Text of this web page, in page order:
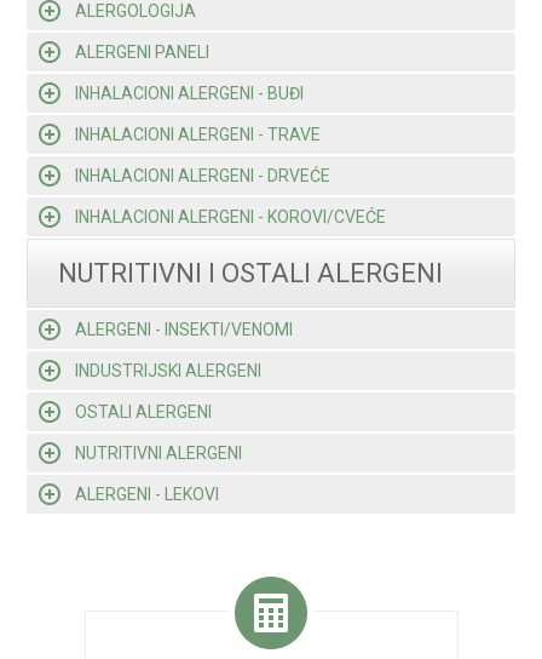
ALERGOLOGIJA
ALERGENI PANELI
INHALACIONI ALERGENI - BUĐI
INHALACIONI ALERGENI - TRAVE
INHALACIONI ALERGENI - DRVEĆE
INHALACIONI ALERGENI - KOROVI/CVEĆE
NUTRITIVNI I OSTALI ALERGENI
ALERGENI - INSEKTI/VENOMI
INDUSTRIJSKI ALERGENI
OSTALI ALERGENI
NUTRITIVNI ALERGENI
ALERGENI - LEKOVI